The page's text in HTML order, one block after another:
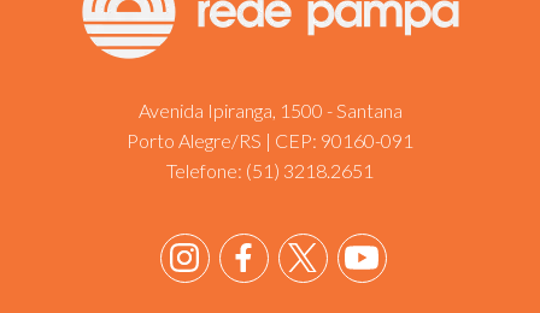
Avenida Ipiranga, 1500 - Santana
Porto Alegre/RS | CEP: 90160-091
Telefone: (51) 3218.2651